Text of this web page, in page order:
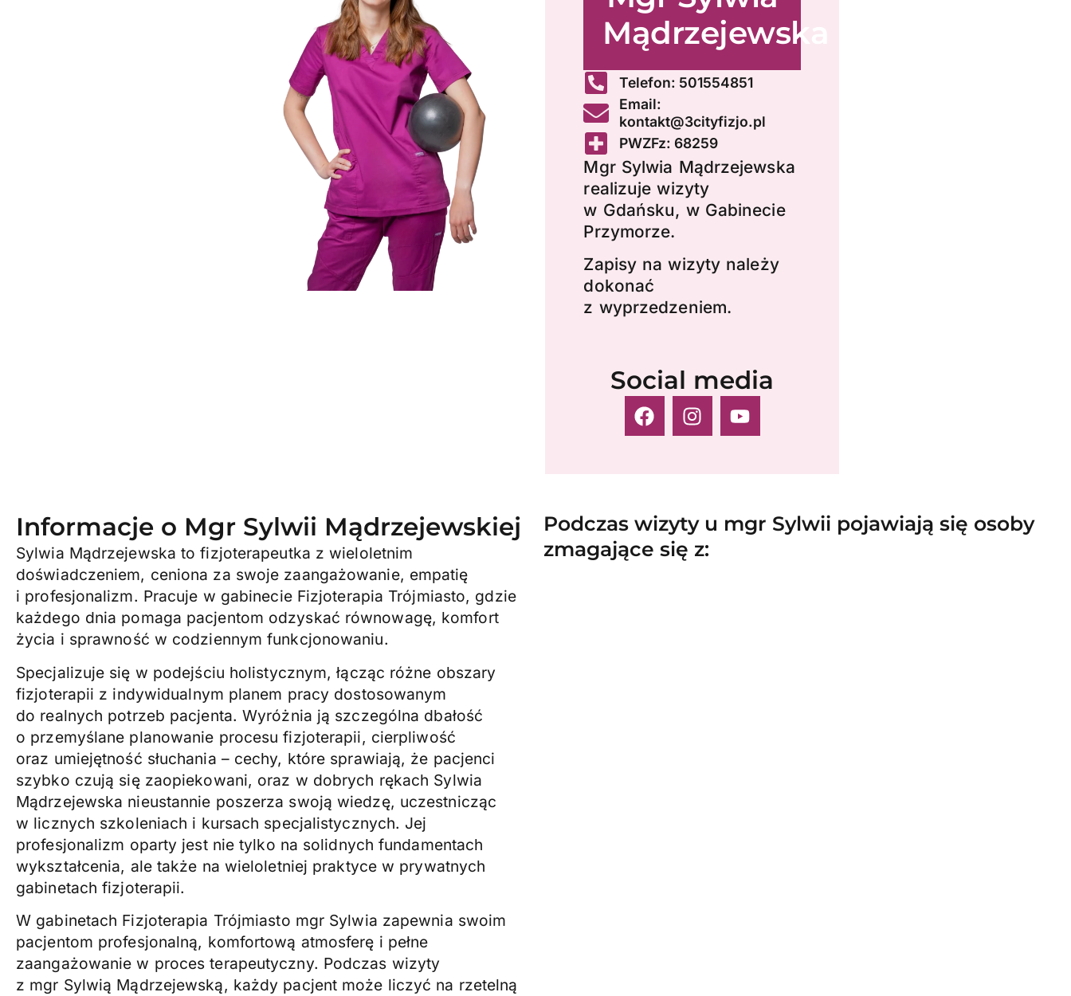
Mądrzejewska
Telefon: 501554851
Email:
kontakt@3cityfizjo.pl
PWZFz: 68259
Mgr Sylwia Mądrzejewska
realizuje wizyty
w Gdańsku, w Gabinecie
Przymorze.
Zapisy na wizyty należy
dokonać
z wyprzedzeniem.
Social media
Informacje o Mgr Sylwii Mądrzejewskiej
Sylwia Mądrzejewska to fizjoterapeutka z wieloletnim
doświadczeniem, ceniona za swoje zaangażowanie, empatię
i profesjonalizm. Pracuje w gabinecie Fizjoterapia Trójmiasto, gdzie
każdego dnia pomaga pacjentom odzyskać równowagę, komfort
życia i sprawność w codziennym funkcjonowaniu.
Specjalizuje się w podejściu holistycznym, łącząc różne obszary
fizjoterapii z indywidualnym planem pracy dostosowanym
do realnych potrzeb pacjenta. Wyróżnia ją szczególna dbałość
o przemyślane planowanie procesu fizjoterapii, cierpliwość
oraz umiejętność słuchania – cechy, które sprawiają, że pacjenci
szybko czują się zaopiekowani, oraz w dobrych rękach Sylwia
Mądrzejewska nieustannie poszerza swoją wiedzę, uczestnicząc
w licznych szkoleniach i kursach specjalistycznych. Jej
profesjonalizm oparty jest nie tylko na solidnych fundamentach
wykształcenia, ale także na wieloletniej praktyce w prywatnych
gabinetach fizjoterapii.
W gabinetach Fizjoterapia Trójmiasto mgr Sylwia zapewnia swoim
pacjentom profesjonalną, komfortową atmosferę i pełne
zaangażowanie w proces terapeutyczny. Podczas wizyty
z mgr Sylwią Mądrzejewską, każdy pacjent może liczyć na rzetelną
Podczas wizyty u mgr Sylwii pojawiają się osoby
zmagające się z: